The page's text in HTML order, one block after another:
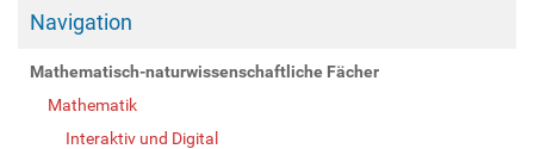
Navigation
Mathematisch-naturwissenschaftliche Fächer
Mathematik
Interaktiv und Digital